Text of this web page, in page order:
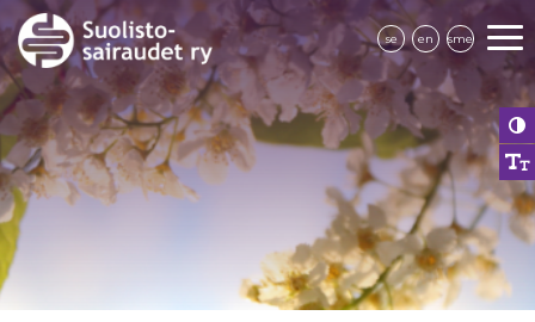
se en sme